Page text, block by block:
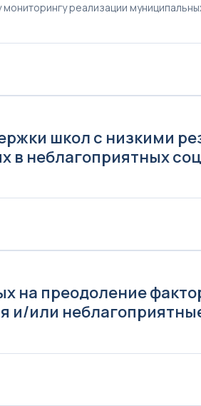
реализации
школ с низкими
в неблагоприятных
на преодоление
и/или